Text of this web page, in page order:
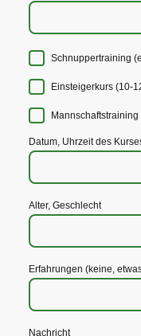
Schnuppertraining
Einsteigerkurs (10-
Mannschaftstraining
Datum, Uhrzeit des
Alter, Geschlecht
Erfahrungen (keine,
Nachricht